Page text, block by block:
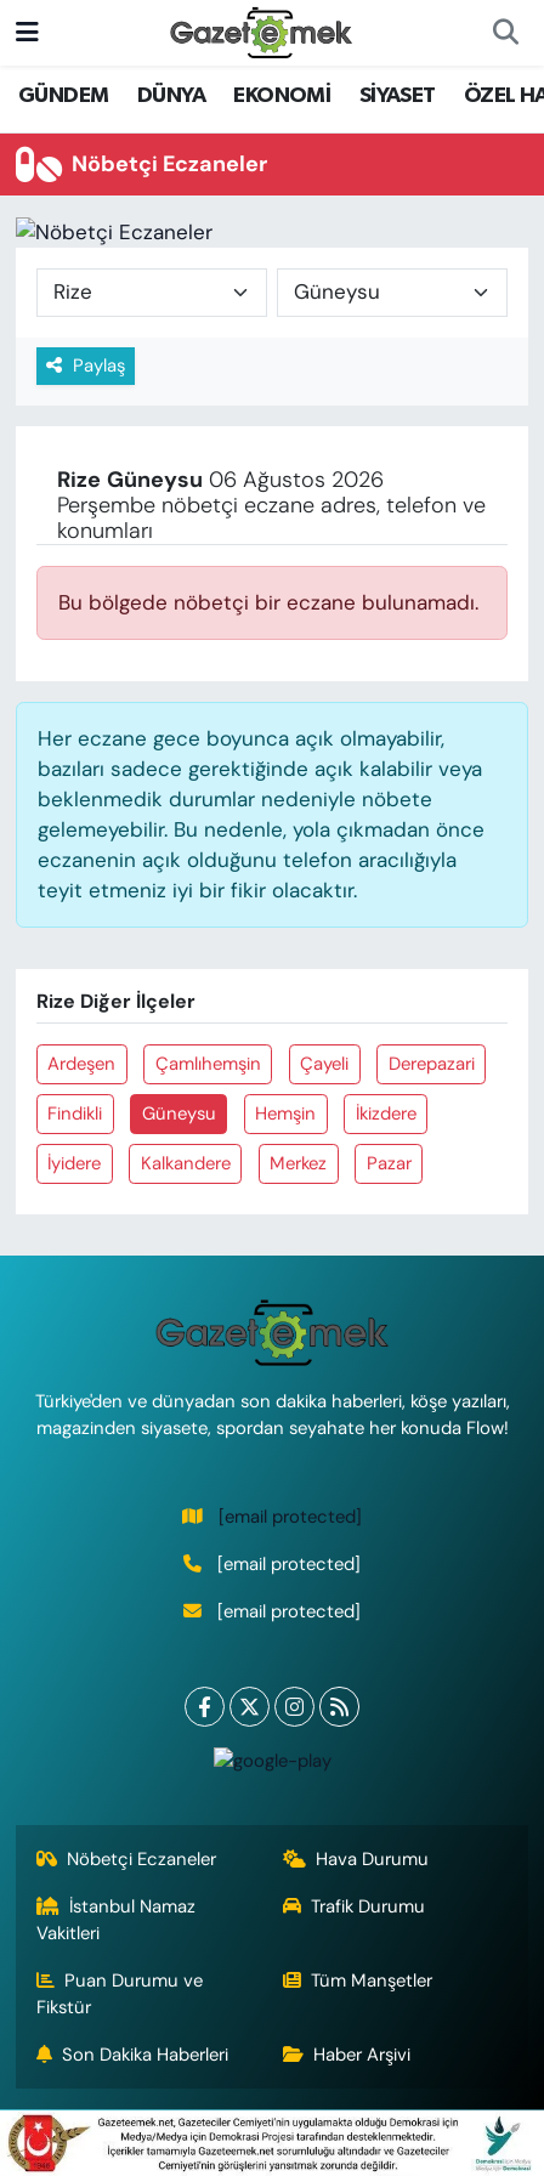
GÜNDEM DÜNYA EKONOMİ SİYASET ÖZEL
Nöbetçi Eczaneler
Paylaş
Rize Güneysu 06 Ağustos 2026
Perşembe nöbetçi eczane adres, telefon ve
konumları
Bu bölgede nöbetçi bir eczane bulunamadı.
Her eczane gece boyunca açık olmayabilir,
bazıları sadece gerektiğinde açık kalabilir veya
beklenmedik durumlar nedeniyle nöbete
gelemeyebilir. Bu nedenle, yola çıkmadan önce
eczanenin açık olduğunu telefon aracılığıyla
teyit etmeniz iyi bir fikir olacaktır.
Rize Diğer İlçeler
Ardeşen Çamlıhemşin Çayeli Derepazari
Findikli Güneysu Hemşin İkizdere
İyidere Kalkandere Merkez Pazar
Türkiye'den ve dünyadan son dakika haberleri, köşe yazıları,
magazinden siyasete, spordan seyahate her konuda Flow!
[email protected]
[email protected]
[email protected]
Nöbetçi Eczaneler
Hava Durumu
İstanbul Namaz
Vakitleri
Trafik Durumu
Puan Durumu ve
Fikstür
Tüm Manşetler
Son Dakika Haberleri Haber Arşivi
DÜNYA
EKONOMİ
YENİ MEDYADA EMEK
GAZETECİLİĞİNİ GELİŞTİRMEK
FAYDALI BİLGİLER
EĞİTİM
SAĞLIK
KÜLTÜR-SANAT
MAGAZİN
ÖZEL HABER
YAZAR KÖŞESİ
SİYASET
VAN VE DİYARBAKIR HABERLERİ
Nöbetçi Eczaneler
Hava Durumu
Trafik Durumu
Haber Arşivi